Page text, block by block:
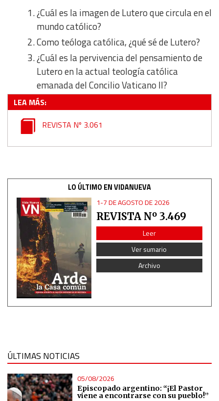
¿Cuál es la imagen de Lutero que circula en el
mundo católico?
Como teóloga católica, ¿qué sé de Lutero?
¿Cuál es la pervivencia del pensamiento de
Lutero en la actual teología católica
emanada del Concilio Vaticano II?
LEA MÁS:
REVISTA Nº 3.061
LO ÚLTIMO EN VIDANUEVA
1-7 DE AGOSTO DE 2026
REVISTA Nº 3.469
Leer
Ver sumario
Archivo
ÚLTIMAS NOTICIAS
05/08/2026
Episcopado argentino: “¡El Pastor
viene a encontrarse con su pueblo!”
Use limited data to select content
Use precise geolocation data
Identify devices based on information actively requested
Non-IAB processing purposes:
Essential
Advertising